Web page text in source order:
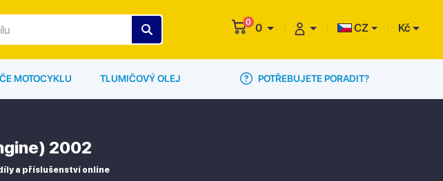
0 0 CZ Kč
MOTOCYKLU TLUMIČOVÝ OLEJ POTŘEBUJETE PORADIT?
2002
a příslušenství online